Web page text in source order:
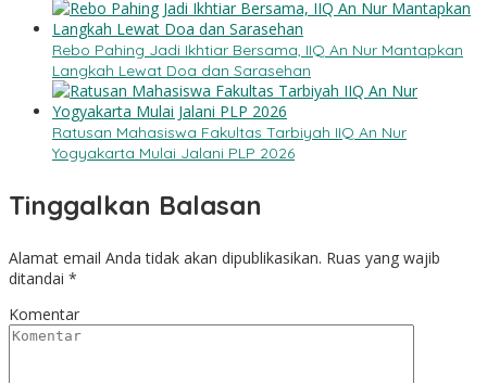
Rebo Pahing Jadi Ikhtiar Bersama, IIQ An Nur Mantapkan
Langkah Lewat Doa dan Sarasehan
Ratusan Mahasiswa Fakultas Tarbiyah IIQ An Nur
Yogyakarta Mulai Jalani PLP 2026
Tinggalkan Balasan
Alamat email Anda tidak akan dipublikasikan. Ruas yang wajib
ditandai *
Komentar